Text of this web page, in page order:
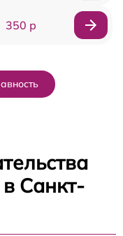
350 р
Санкт-